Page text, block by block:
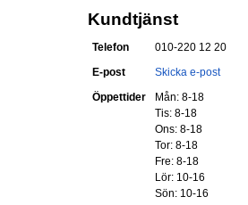
Kundtjänst
Telefon
010-220 12 20
E-post
Skicka e-post
Öppettider
Mån: 8-18
Tis: 8-18
Ons: 8-18
Tor: 8-18
Fre: 8-18
Lör: 10-16
Sön: 10-16